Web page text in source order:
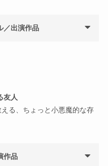
／出演作品
友人
る、ちょっと小悪魔的な存
作品